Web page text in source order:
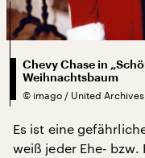
Chevy Chase in
Weihnachtsbaum
© imago / United Archives
Es ist eine
weiß jeder Ehe-